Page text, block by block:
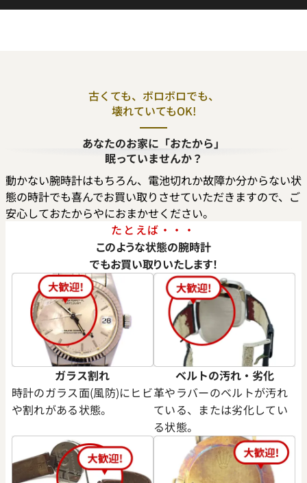
イデイト 40 228235A サン
格
点の参考買取価格です
ロレックス デイデイト 40
ローズゴールド文字盤
参考買取価格
価格はお問い合わせください
イデイト 40 228235 スレー
字盤
ロレックス デイデイト 40
ョコレート文字盤
古くても、ボロボロでも、
壊れていてもOK!
あなたのお家に「おたから」
眠っていませんか？
動かない腕時計はもちろん、電池切れか故障か分からない状
態の時計でも喜んでお買い取りさせていただきますので、ご
安心しておたからやにおまかせください。
たとえば・・・
このような状態の腕時計
でもお買い取りいたします！
ガラス割れ
時計のガラス面(風防)にヒビ
や割れがある状態。
ベルトの汚れ・劣化
革やラバーのベルトが汚れ
ている、または劣化してい
る状態。